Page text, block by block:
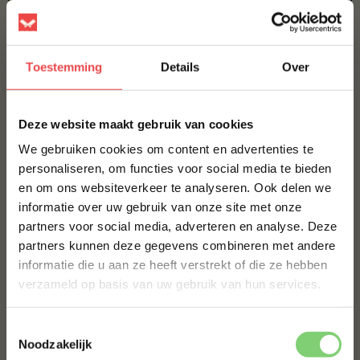
Toestemming Details Over
Deze website maakt gebruik van cookies
We gebruiken cookies om content en advertenties te
personaliseren, om functies voor social media te bieden
en om ons websiteverkeer te analyseren. Ook delen we
informatie over uw gebruik van onze site met onze
partners voor social media, adverteren en analyse. Deze
partners kunnen deze gegevens combineren met andere
informatie die u aan ze heeft verstrekt of die ze hebben
verzameld op basis van uw gebruik van hun services.
Noodzakelijk
Veelgestelde vragen
Welke soorten grillworsten biedt BBQuality aan?
Kan ik grillworsten invriezen?
Hoe bewaar ik grillworsten?
braadworsten?
10% korting op je
eerste bestelling*
Schrijf je in voor onze nieuwsbrief en ontvang direct
10% korting op jouw eerste bestelling.
VOORNAAM
ACHTERNAAM